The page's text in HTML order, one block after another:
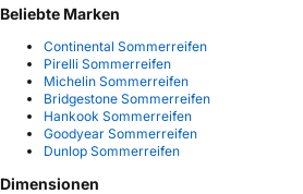
Beliebte Marken
Continental Sommerreifen
Pirelli Sommerreifen
Michelin Sommerreifen
Bridgestone Sommerreifen
Hankook Sommerreifen
Goodyear Sommerreifen
Dunlop Sommerreifen
Dimensionen